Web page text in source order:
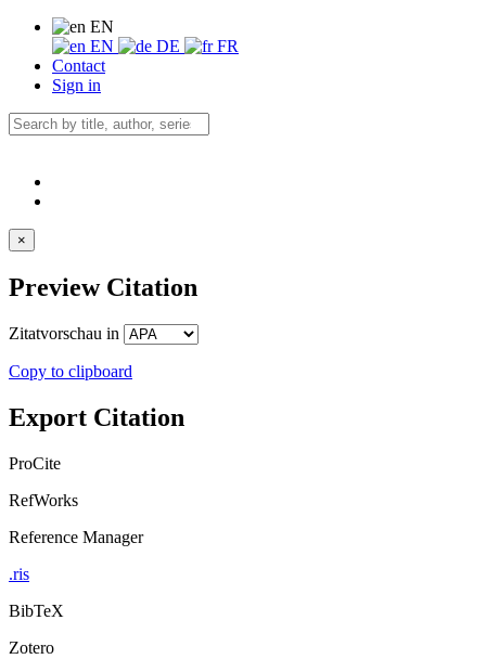
EN
EN
DE
FR
Contact
Sign in
×
Preview Citation
Zitatvorschau in
Copy to clipboard
Export Citation
ProCite
RefWorks
Reference Manager
.ris
BibTeX
Zotero